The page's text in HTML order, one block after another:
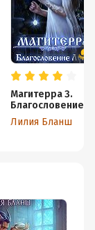
Магитерра 3.
Благословение
Луны
Лилия Бланш